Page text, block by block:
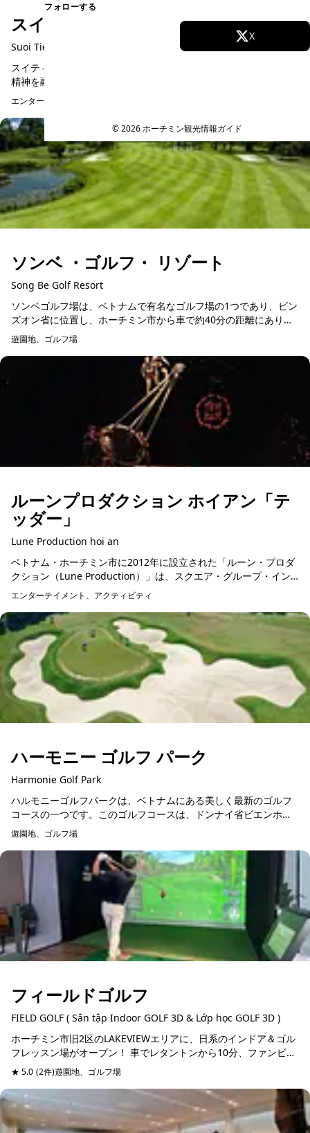
フォローする
X
© 2026 ホーチミン観光情報ガイド
スイティエン公園
Suoi Tien Park
スイティエン文化観光公園は、ベトナムを代表する文化・歴史・
精神を融合した複合エンターテインメントセンターであり、国内
のみならず、地域および国際的にもその地位を確立しています。
設立から30年に...
エンターテイメント、アクティビティ
ソンベ ・ゴルフ・ リゾート
Song Be Golf Resort
ソンベゴルフ場は、ベトナムで有名なゴルフ場の1つであり、ビン
ズオン省に位置し、ホーチミン市から車で約40分の距離にありま
す。このゴルフ場は、世界的に有名なゴルファーであるリー・ト
レビノによって設...
遊園地、ゴルフ場
ルーンプロダクション ホイアン「テ
ッダー」
Lune Production hoi an
ベトナム・ホーチミン市に2012年に設立された「ルーン・プロダ
クション（Lune Production）」は、スクエア・グループ・イン
ベストメント・ホールディングのもとで運営されている「エンタ
ー...
エンターテイメント、アクティビティ
ハーモニー ゴルフ パーク
Harmonie Golf Park
ハルモニーゴルフパークは、ベトナムにある美しく最新のゴルフ
コースの一つです。このゴルフコースは、ドンナイ省ビエンホア
市に位置し、ホーチミン市から約30kmの距離にあります。ハルモ
ニーゴルフパーク...
遊園地、ゴルフ場
フィールドゴルフ
FIELD GOLF ( Sân tập Indoor GOLF 3D & Lớp học GOLF 3D )
ホーチミン市旧2区のLAKEVIEWエリアに、日系のインドア＆ゴル
フレッスン場がオープン！ 車でレタントンから10分、ファンビッ
チャンから5分で、お仕事帰りにも行きやすい！ 無料でクラブや
シ...
★ 5.0 (2件)遊園地、ゴルフ場